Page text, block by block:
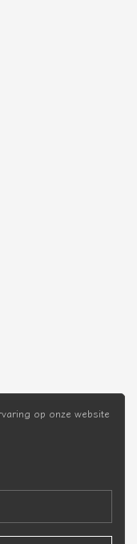
op onze website